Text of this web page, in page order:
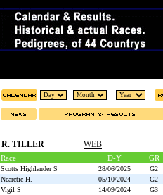
R. TILLER WEB
Race D-Y GR
Scotts Highlander S 28/06/2025
G2
Nearctic H.
05/10/2024
G2
Vigil S
14/09/2024
G3